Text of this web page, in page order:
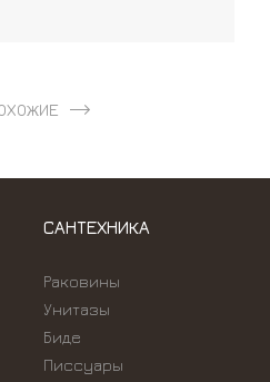
САНТЕХНИКА
Раковины
Унитазы
Биде
Писсуары